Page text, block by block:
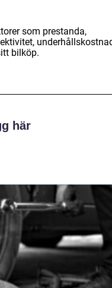
som prestanda,
bilköp.
här